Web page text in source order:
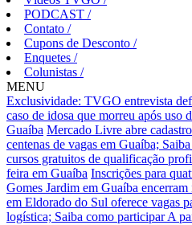
PODCAST /
Contato /
Cupons de Desconto /
Enquetes /
Colunistas /
MENU
Exclusividade: TVGO entrevista
caso de idosa que morreu após uso
Guaíba Mercado Livre abre
centenas de vagas em Guaíba;
cursos gratuitos de qualificação
feira em Guaíba Inscrições para
Gomes Jardim em Guaíba encerram
em Eldorado do Sul oferece vagas
logística; Saiba como participarA